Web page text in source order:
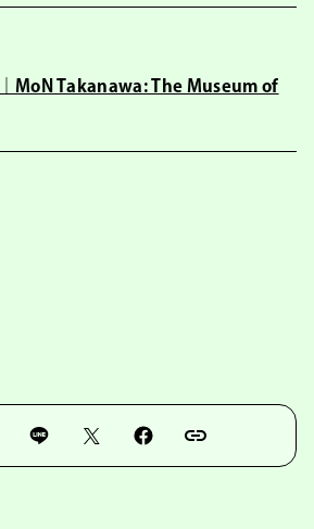
｜MoN Takanawa: The Museum of